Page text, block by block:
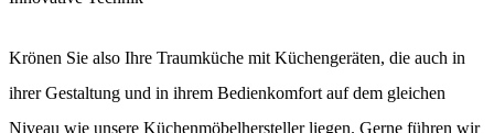
Krönen Sie also Ihre Traumküche mit Küchen­geräten, die auch in
ihrer Gestaltung und in ihrem Bedien­komfort auf dem gleichen
Niveau wie unsere Küchen­möbelhersteller liegen. Gerne führen wir